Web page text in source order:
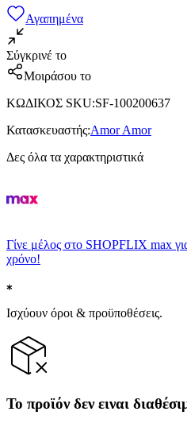
Αγαπημένα
Σύγκρινέ το
Μοιράσου το
ΚΩΔΙΚΟΣ SKU:SF-100200637
Κατασκευαστής:Amor Amor
Δες όλα τα χαρακτηριστικά
Γίνε μέλος στο SHOPFLIX max
χρόνο!
Ισχύουν όροι & προϋποθέσεις.
Το προϊόν δεν ειναι